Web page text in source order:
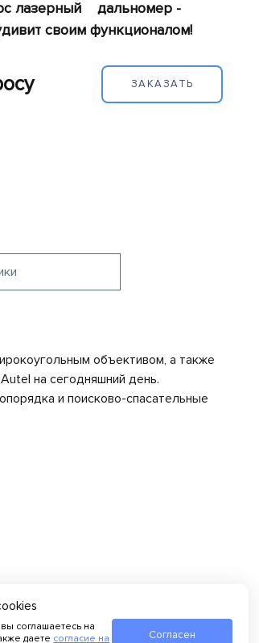
лазерный дальномер -
своим функционалом!
ЗАКАЗАТЬ
объективом, а также
на сегодняшний день.
и поисково-спасательные
соглашаетесь на
даете согласие на Согласен